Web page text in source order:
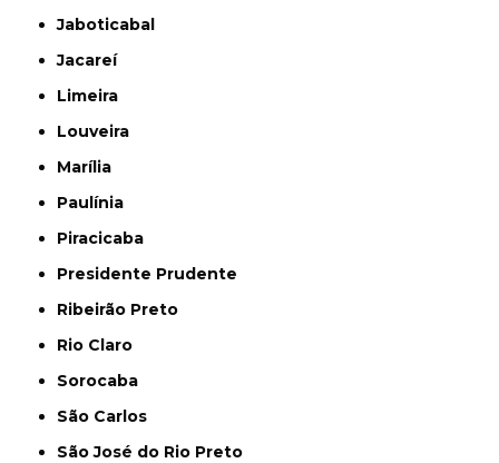
Jaboticabal
Jacareí
Limeira
Louveira
Marília
Paulínia
Piracicaba
Presidente Prudente
Ribeirão Preto
Rio Claro
Sorocaba
São Carlos
São José do Rio Preto